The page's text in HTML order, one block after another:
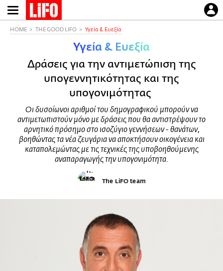
Παράκαμψη
προς
HOME THE GOOD LIFO Υγεία & Ευεξία
Υγεία & Ευεξία
Δράσεις για την αντιμετώπιση της
υπογεννητικότητας και της
υπογονιμότητας
Οι δυσοίωνοι αριθμοί του δημογραφικού μπορούν να
αντιμετωπιστούν μόνο με δράσεις που θα αντιστρέψουν το
αρνητικό πρόσημο στο ισοζύγιο γεννήσεων - θανάτων,
βοηθώντας τα νέα ζευγάρια να αποκτήσουν οικογένεια και
καταπολεμώντας με τις τεχνικές της υποβοηθούμενης
αναπαραγωγής την υπογονιμότητα.
The LiFO team